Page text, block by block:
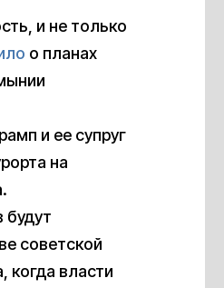
и не только
о планах
и ее супруг
на
будут
советской
когда власти